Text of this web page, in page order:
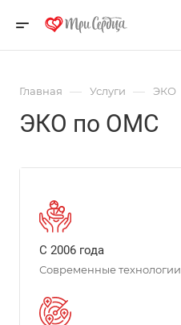
Главная — Услуги — ЭКО
ЭКО по ОМС
С 2006 года
Современные технологии